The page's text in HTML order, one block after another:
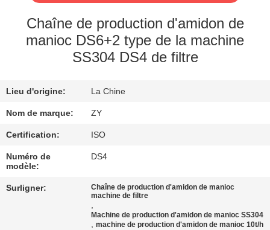
VISITE
D'USINE
DE
QUALITÉ
CONTACTEZ-
NOUS
NOUVELLES
Chaîne de production d'amidon de
manioc DS6+2 type de la machine
SS304 DS4 de filtre
Lieu d'origine: La Chine
Nom de marque: ZY
Certification: ISO
Numéro de
modèle:
DS4
Surligner:
Chaîne de production d'amidon de manioc
machine de filtre
,
Machine de production d'amidon de manioc SS304
,machine de production d'amidon de manioc 10t/h